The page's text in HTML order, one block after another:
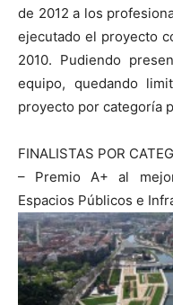
de 2012 a los
ejecutado el proyecto
2010. Pudiendo
equipo, quedando
proyecto por categoría
FINALISTAS POR
– Premio A+ al
Espacios Públicos e